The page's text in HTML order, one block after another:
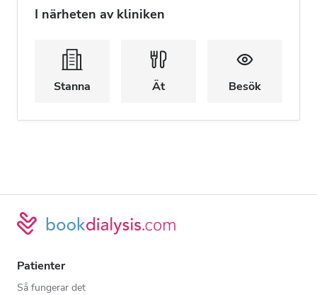
I närheten av kliniken
Stanna Ät Besök
Patienter
Så fungerar det